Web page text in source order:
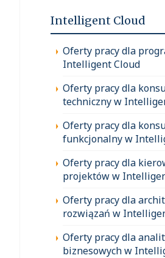
Intelligent Cloud
Oferty pracy dla
Intelligent Cloud
Oferty pracy dla
techniczny w
Oferty pracy dla
funkcjonalny w
Oferty pracy dla
projektów w
Oferty pracy dla
rozwiązań w
Oferty pracy dla
biznesowych w